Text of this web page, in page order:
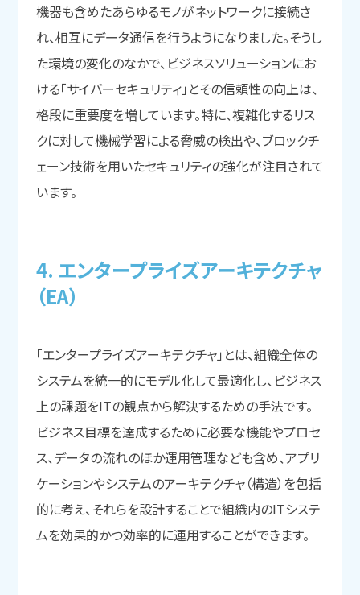
機器も含めたあらゆるモノがネットワークに接続さ
れ、相互にデータ通信を行うようになりました。そうし
た環境の変化のなかで、ビジネスソリューションにお
ける「サイバーセキュリティ」とその信頼性の向上は、
格段に重要度を増しています。特に、複雑化するリス
クに対して機械学習による脅威の検出や、ブロックチ
ェーン技術を用いたセキュリティの強化が注目されて
います。
4. エンタープライズアーキテクチャ
（EA）
「エンタープライズアーキテクチャ」とは、組織全体の
システムを統一的にモデル化して最適化し、ビジネス
上の課題をITの観点から解決するための手法です。
ビジネス目標を達成するために必要な機能やプロセ
ス、データの流れのほか運用管理なども含め、アプリ
ケーションやシステムのアーキテクチャ（構造）を包括
的に考え、それらを設計することで組織内のITシステ
ムを効果的かつ効率的に運用することができます。